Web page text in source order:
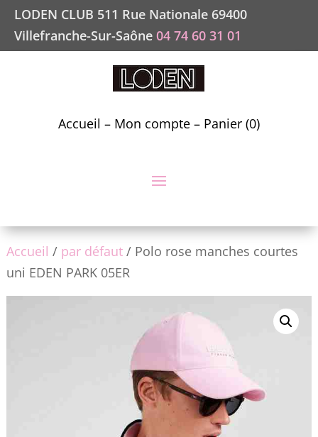
LODEN CLUB 511 Rue Nationale 69400
Villefranche-Sur-Saône 04 74 60 31 01
Accueil – Mon compte– Panier (0)
Accueil / par défaut/ Polo rose manches courtes
uni EDEN PARK 05ER